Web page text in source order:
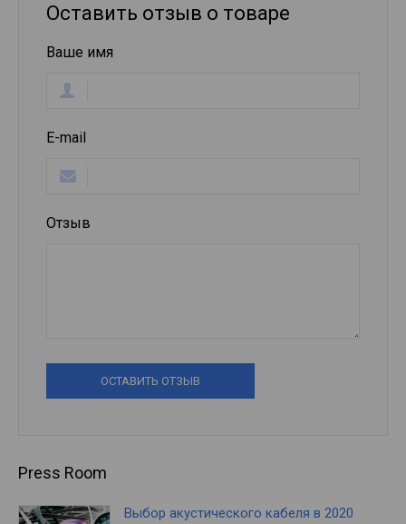
Оставить отзыв о товаре
Ваше имя
E-mail
Отзыв
ОСТАВИТЬ ОТЗЫВ
Press Room
Выбор акустического кабеля в 2020